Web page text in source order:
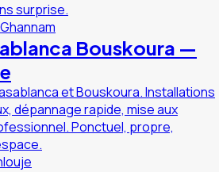
surprise.
Bouskoura —
et Bouskoura. Installations
dépannage rapide, mise aux
Ponctuel, propre,